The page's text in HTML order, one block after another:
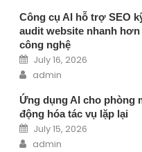
Công cụ AI hỗ trợ SEO
audit website nhanh
công nghệ
Posted on
July 16, 2026
Author
admin
Ứng dụng AI cho phòng
động hóa tác vụ lặp lại
Posted on
July 15, 2026
Author
admin